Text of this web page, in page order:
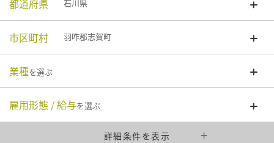
都道府県 石川県
市区町村 羽咋郡志賀町
業種を選ぶ
雇用形態 / 給与を選ぶ
詳細条件を表示